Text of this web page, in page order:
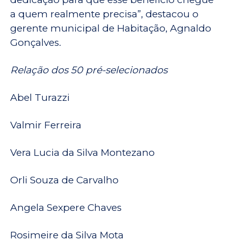
a quem realmente precisa”, destacou o
gerente municipal de Habitação, Agnaldo
Gonçalves.
Relação dos 50 pré-selecionados
Abel Turazzi
Valmir Ferreira
Vera Lucia da Silva Montezano
Orli Souza de Carvalho
Angela Sexpere Chaves
Rosimeire da Silva Mota